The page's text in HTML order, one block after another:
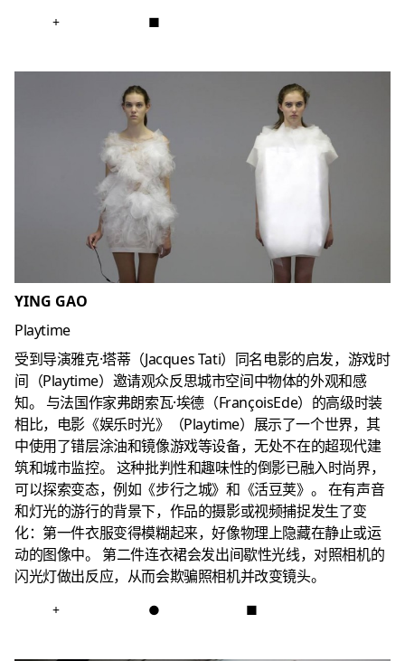
+ ■
YING GAO
Playtime
受到导演雅克·塔蒂（Jacques Tati）同名电影的启发，游戏时
间（Playtime）邀请观众反思城市空间中物体的外观和感
知。
与法国作家弗朗索瓦·埃德（FrançoisEde）的高级时装
相比，电影《娱乐时光》（Playtime）展示了一个世界，其
中使用了错层涂油和镜像游戏等设备，无处不在的超现代建
筑和城市监控。 这种批判性和趣味性的倒影已融入时尚界，
可以探索变态，例如《步行之城》和《活豆荚》。 在有声音
和灯光的游行的背景下，作品的摄影或视频捕捉发生了变
化：第一件衣服变得模糊起来，好像物理上隐藏在静止或运
动的图像中。
第二件连衣裙会发出间歇性光线，对照相机的
闪光灯做出反应，从而会欺骗照相机并改变镜头。
+ ● ■